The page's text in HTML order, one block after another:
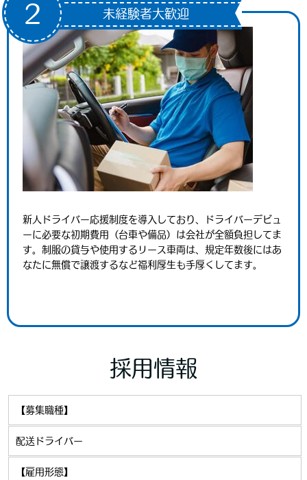
未経験者大歓迎
2
新人ドライバー応援制度を導入しており、ドライバーデビュ
ーに必要な初期費用（台車や備品）は会社が全額負担してま
す。制服の貸与や使用するリース車両は、規定年数後にはあ
なたに無償で譲渡するなど福利厚生も手厚くしてます。
採用情報
【募集職種】
配送ドライバー
【雇用形態】